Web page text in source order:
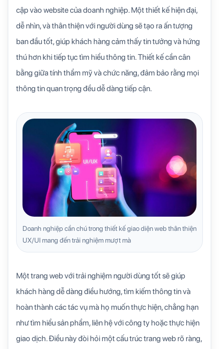
cập vào website của doanh nghiệp. Một thiết kế hiện đại,
dễ nhìn, và thân thiện với người dùng sẽ tạo ra ấn tượng
ban đầu tốt, giúp khách hàng cảm thấy tin tưởng và hứng
thú hơn khi tiếp tục tìm hiểu thông tin. Thiết kế cần cân
bằng giữa tính thẩm mỹ và chức năng, đảm bảo rằng mọi
thông tin quan trọng đều dễ dàng tiếp cận.
Doanh nghiệp cần chú trong thiết kế giao diện web thân thiện
UX/UI mang đến trải nghiệm mượt mà
Một trang web với trải nghiệm người dùng tốt sẽ giúp
khách hàng dễ dàng điều hướng, tìm kiếm thông tin và
hoàn thành các tác vụ mà họ muốn thực hiện, chẳng hạn
như tìm hiểu sản phẩm, liên hệ với công ty hoặc thực hiện
giao dịch. Điều này đòi hỏi một cấu trúc trang web rõ ràng,